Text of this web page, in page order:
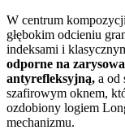
W centrum
głębokim odcieniu
indeksami i
odporne na
antyrefleksyjną, a od
szafirowym oknem,
ozdobiony logiem
mechanizmu.